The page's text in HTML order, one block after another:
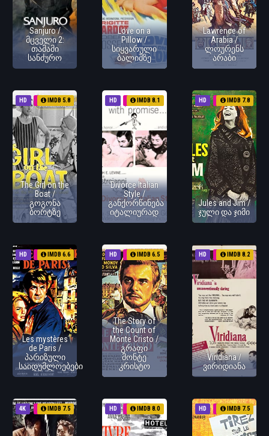
Sanjuro /
მცველი 2:
თამამი
სანძურო
Love on a
Pillow /
სიყვარული
ბალიშზე
Lawrence of
Arabia /
ლოურენს
არაბი
HD 1962IMDB 5.8
The Girl on the
Boat /
გოგონა
ბორტზე
HD 1962IMDB 8.1
Divorce Italian
Style /
განქორწინება
იტალიურად
HD 1962IMDB 7.8
Jules and Jim /
ჯული და ჯიმი
HD 1962IMDB 6.6
Les mystères
de Paris /
პარიზული
საიდუმლოებები
HD 1962IMDB 6.5
The Story of
the Count of
Monte Cristo /
გრაფი
მონტე
კრისტო
HD 1962IMDB 8.2
Viridiana /
ვირიდიანა
4K 1962IMDB 7.5 HD 1962IMDB 8.0 HD 1962IMDB 7.5